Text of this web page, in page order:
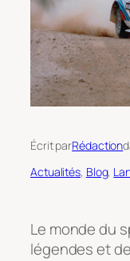
Écrit parRédaction
Actualités, Blog,
Le monde du
légendes et